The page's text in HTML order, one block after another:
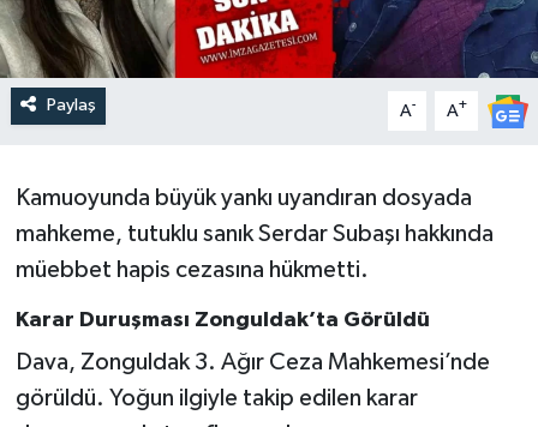
Paylaş A- A+
Kamuoyunda büyük yankı uyandıran dosyada
mahkeme, tutuklu sanık Serdar Subaşı hakkında
müebbet hapis cezasına hükmetti.
Karar Duruşması Zonguldak’ta Görüldü
Dava, Zonguldak 3. Ağır Ceza Mahkemesi’nde
görüldü. Yoğun ilgiyle takip edilen karar
KASTAMONU